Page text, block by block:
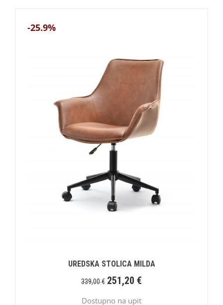
-25.9%
UREDSKA STOLICA MILDA
339,00€ 251,20 €
Dostupno na upit